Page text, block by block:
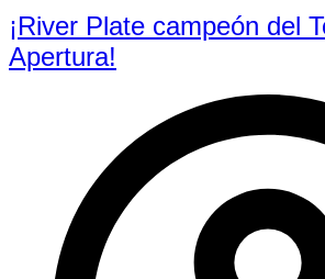
¡River Plate campeón del
Apertura!